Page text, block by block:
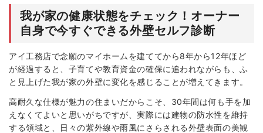
我が家の健康状態をチェック！オーナー
自身で今すぐできる外壁セルフ診断
アイ工務店で念願のマイホームを建ててから8年から12年ほど
が経過すると、子育てや教育資金の確保に追われながらも、ふ
と見上げた我が家の外壁に変化を感じることが増えてきます。
高耐久な仕様が魅力の住まいだからこそ、30年間は何も手を加
えなくてよいと思いがちですが、実際には建物の防水性を維持
する領域と、日々の紫外線や雨風にさらされる外壁表面の美観